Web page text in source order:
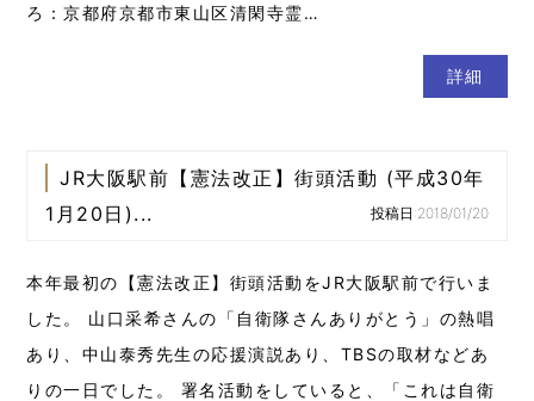
ろ：京都府京都市東山区清閑寺霊…
詳細
JR大阪駅前【憲法改正】街頭活動 (平成30年
1月20日)...
投稿日:2018/01/20
本年最初の【憲法改正】街頭活動をJR大阪駅前で行いま
した。 山口采希さんの「自衛隊さんありがとう」の熱唱
あり、中山泰秀先生の応援演説あり、TBSの取材などあ
りの一日でした。 署名活動をしていると、「これは自衛